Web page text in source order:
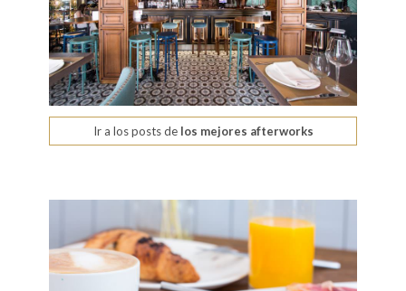
Ir a los posts delos mejores afterworks